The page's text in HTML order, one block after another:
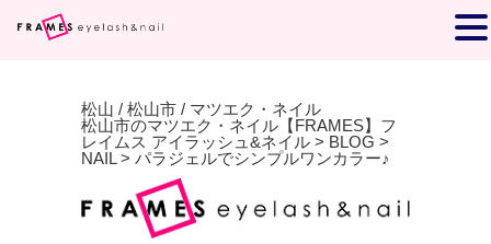
松山 / 松山市 / マツエク・ネイル
松山市のマツエク・ネイル【FRAMES】フ
レイムス アイラッシュ&ネイル > BLOG >
NAIL> パラジェルでシンプルワンカラー♪